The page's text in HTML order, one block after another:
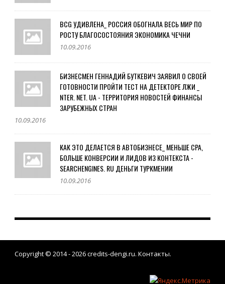
BCG УДИВЛЕНА_ РОССИЯ ОБОГНАЛА ВЕСЬ МИР ПО
РОСТУ БЛАГОСОСТОЯНИЯ ЭКОНОМИКА ЧЕЧНИ
10.09.2016
БИЗНЕСМЕН ГЕННАДИЙ БУТКЕВИЧ ЗАЯВИЛ О СВОЕЙ
ГОТОВНОСТИ ПРОЙТИ ТЕСТ НА ДЕТЕКТОРЕ ЛЖИ _
NTER. NET. UA - ТЕРРИТОРИЯ НОВОСТЕЙ ФИНАНСЫ
ЗАРУБЕЖНЫХ СТРАН
10.09.2016
КАК ЭТО ДЕЛАЕТСЯ В АВТОБИЗНЕСЕ_ МЕНЬШЕ СРА,
БОЛЬШЕ КОНВЕРСИИ И ЛИДОВ ИЗ КОНТЕКСТА -
SEARCHENGINES. RU ДЕНЬГИ ТУРКМЕНИИ
10.09.2016
Copyright © 2014 - 2026credits-dengi.ru. Контакты.